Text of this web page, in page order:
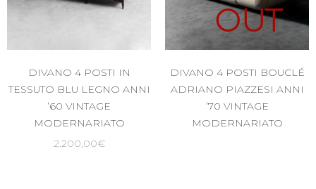
DIVANO 4 POSTI IN
TESSUTO BLU LEGNO ANNI
’60 VINTAGE
MODERNARIATO
2.200,00€
OUT
DIVANO 4 POSTI BOUCLÉ
ADRIANO PIAZZESI ANNI
’70 VINTAGE
MODERNARIATO